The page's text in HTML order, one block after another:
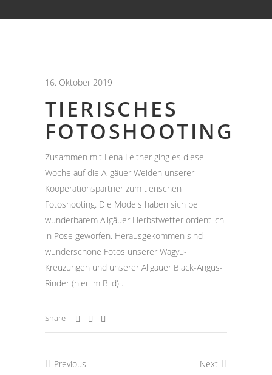
16. Oktober 2019
TIERISCHES
FOTOSHOOTING
Zusammen mit Lena Leitner ging es diese
Woche auf die Allgäuer Weiden unserer
Kooperationspartner zum tierischen
Fotoshooting. Die Models haben sich bei
wunderbarem Allgäuer Herbstwetter ordentlich
in Pose geworfen. Herausgekommen sind
wunderschöne Fotos unserer Wagyu-
Kreuzungen und unserer Allgäuer Black-Angus-
Rinder (hier im Bild) .
Share
Previous Next